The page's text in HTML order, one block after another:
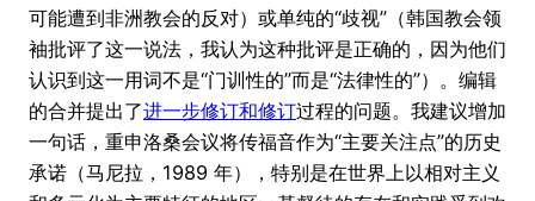
可能遭到非洲教会的反对）或单纯的“歧视”（韩国教会领
袖批评了这一说法，我认为这种批评是正确的，因为他们
认识到这一用词不是“门训性的”而是“法律性的”）。编辑
的合并提出了进一步修订和修订过程的问题。我建议增加
一句话，重申洛桑会议将传福音作为“主要关注点”的历史
承诺（马尼拉，1989 年），特别是在世界上以相对主义